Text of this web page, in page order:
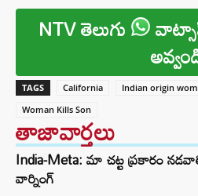
NTV తెలుగు
TAGS California Indian origin
Woman Kills Son
తాజావార్తలు
India-Meta: మా చట్ట ప్రకారం
వార్నింగ్